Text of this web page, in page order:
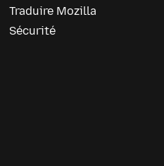
Traduire Mozilla
Sécurité